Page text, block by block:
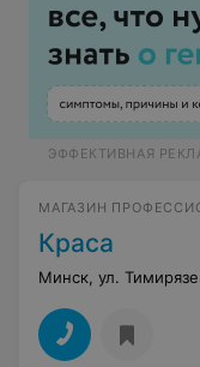
ЭФФЕКТИВНАЯ
МАГАЗИН
Краса
Минск, ул.